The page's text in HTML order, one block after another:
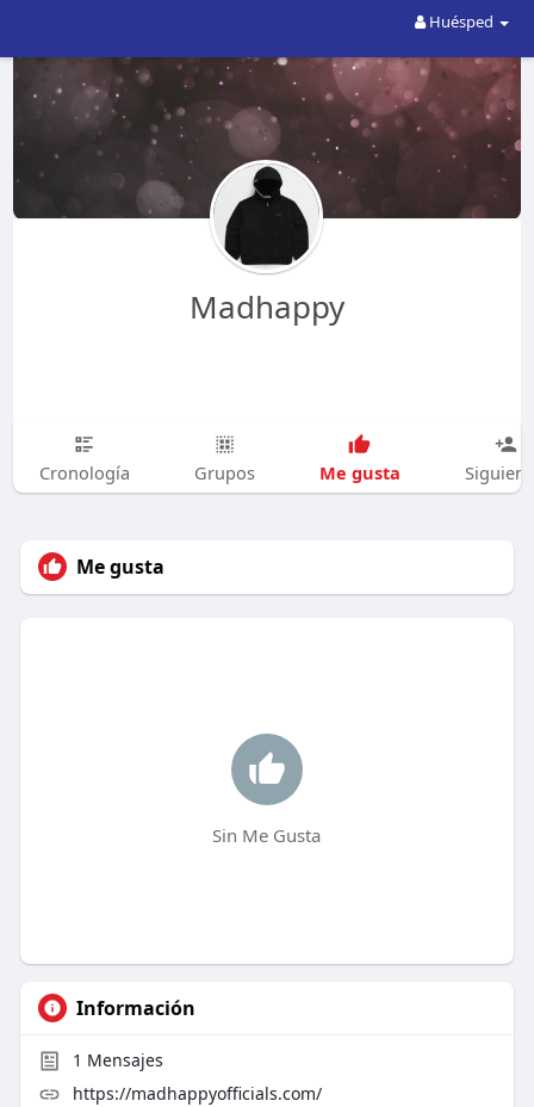
Huésped
Madhappy
Cronología Grupos Me gusta
Me gusta
Sin Me Gusta
Información
1 Mensajes
https://madhappyofficials.com/